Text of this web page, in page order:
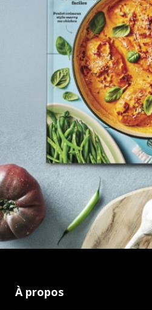
À propos